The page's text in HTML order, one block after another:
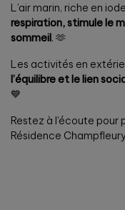
L’air marin, riche en
respiration, stimule le
sommeil. 🫶
Les activités en
l’équilibre et le lien
💙
Restez à l’écoute pour
Résidence